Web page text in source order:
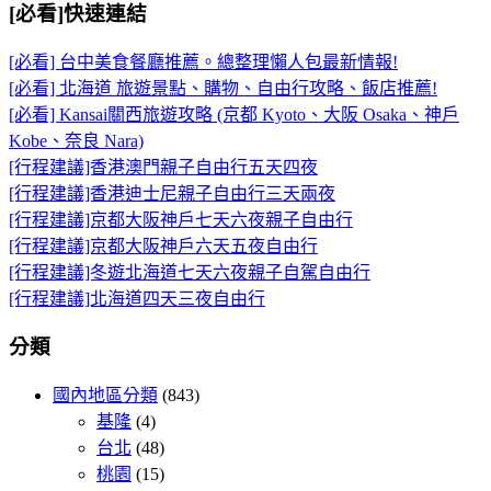
[必看]快速連結
[必看] 台中美食餐廳推薦。總整理懶人包最新情報!
[必看] 北海道 旅遊景點、購物、自由行攻略、飯店推薦!
[必看] Kansai關西旅遊攻略 (京都 Kyoto、大阪 Osaka、神戶
Kobe、奈良 Nara)
[行程建議]香港澳門親子自由行五天四夜
[行程建議]香港迪士尼親子自由行三天兩夜
[行程建議]京都大阪神戶七天六夜親子自由行
[行程建議]京都大阪神戶六天五夜自由行
[行程建議]冬遊北海道七天六夜親子自駕自由行
[行程建議]北海道四天三夜自由行
分類
國內地區分類 (843)
基隆 (4)
台北 (48)
桃園 (15)